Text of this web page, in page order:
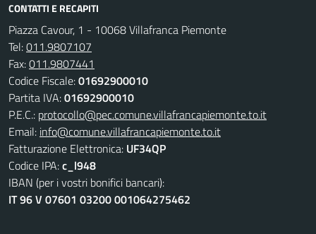
CONTATTI E RECAPITI
Piazza Cavour, 1 - 10068 Villafranca Piemonte
Tel:011.9807107
Fax:011.9807441
Codice Fiscale:01692900010
Partita IVA:01692900010
P.E.C.: protocollo@pec.comune.villafrancapiemonte.to.it
Email: info@comune.villafrancapiemonte.to.it
Fatturazione Elettronica: UF34QP
Codice IPA:c_l948
IBAN (per i vostri bonifici bancari):
IT 96 V 07601 03200 001064275462